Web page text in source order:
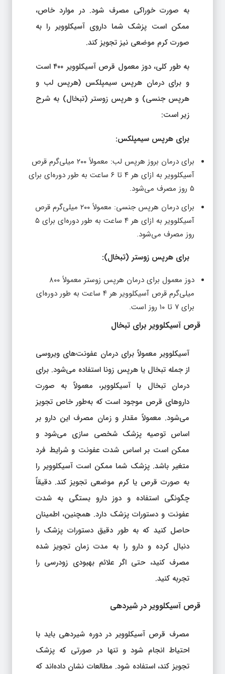
به صورت خوراکی مصرف شود. در موارد خاص،
ممکن است پزشک شما داروی آسیکلوویر را به
صورت کرم موضعی نیز تجویز کند.
به طور کلی، دوز معمول قرص آسیکلوویر ۴۰۰ است
و برای درمان هرپس سیمپلکس (هرپس لب و
هرپس جنسی) و هرپس زوستر (تبخال) به شرح
زیر است:
برای هرپس سیمپلکس:
برای درمان بروز هرپس لب: معمولاً ۲۰۰ میلی‌گرم قرص
آسیکلوویر به ازای هر ۴ تا ۶ ساعت به طور دوره‌ای برای
۵ روز مصرف می‌شود.
برای درمان هرپس جنسی: معمولاً ۲۰۰ میلی‌گرم قرص
آسیکلوویر به ازای هر ۴ ساعت به طور دوره‌ای برای ۵
روز مصرف می‌شود.
برای هرپس زوستر (تبخال):
دوز معمول برای درمان هرپس زوستر معمولاً ۸۰۰
میلی‌گرم قرص آسیکلوویر هر ۴ ساعت به طور دوره‌ای
برای ۷ تا ۱۰ روز است.
قرص آسیکلوویر برای تبخال
آسیکلوویر معمولاً برای درمان عفونت‌های ویروسی
از جمله تبخال یا هرپس زونا استفاده می‌شود. برای
درمان تبخال با آسیکلوویر، معمولاً به صورت
داروهای قرص موجود است که به‌طور خاص تجویز
می‌شود. معمولاً مقدار و زمان مصرف این دارو بر
اساس توصیه پزشک شخصی سازی می‌شود و
ممکن است بر اساس شدت عفونت و شرایط فرد
متغیر باشد. پزشک شما ممکن است آسیکلوویر را
به صورت قرص یا کرم موضعی تجویز کند. دقیقاً
چگونگی استفاده و دوز دارو بستگی به شدت
عفونت و دستورات پزشک دارد. همچنین، اطمینان
حاصل کنید که به طور دقیق دستورات پزشک را
دنبال کرده و دارو را به مدت زمان تجویز شده
مصرف کنید، حتی اگر علائم بهبودی زودرسی را
تجربه کنید.
قرص آسیکلوویر در شیردهی
مصرف قرص آسیکلوویر در دوره شیردهی باید با
احتیاط انجام شود و تنها در صورتی که پزشک
تجویز کند، استفاده شود. مطالعات نشان داده‌اند که